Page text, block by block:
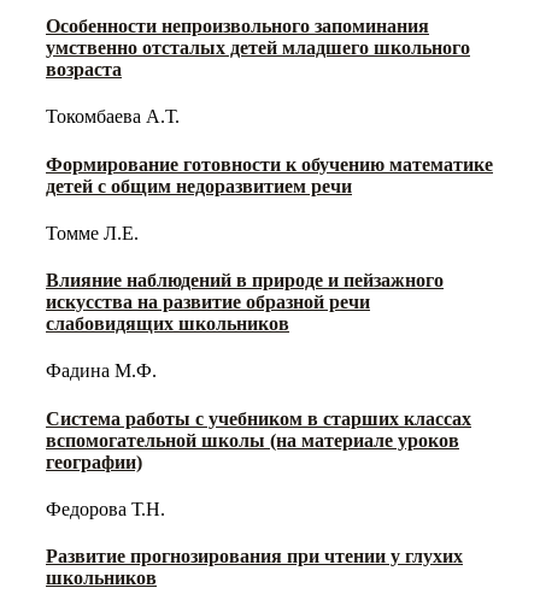
Особенности непроизвольного запоминания
умственно отсталых детей младшего школьного
возраста
Токомбаева А.Т.
Формирование готовности к обучению математике
детей с общим недоразвитием речи
Томме Л.Е.
Влияние наблюдений в природе и пейзажного
искусства на развитие образной речи
слабовидящих школьников
Фадина М.Ф.
Система работы с учебником в старших классах
вспомогательной школы (на материале уроков
географии)
Федорова Т.Н.
Развитие прогнозирования при чтении у глухих
школьников